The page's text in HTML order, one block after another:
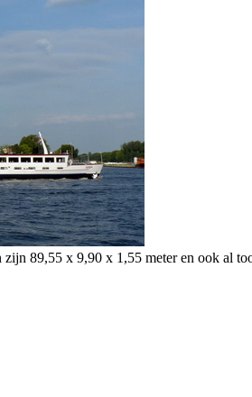
89,55 x 9,90 x 1,55 meter en ook al